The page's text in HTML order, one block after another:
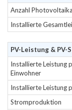
Anzahl
Installierte
PV-Leistung &
Installierte Leistung
Einwohner
Installierte Leistung
Stromproduktion